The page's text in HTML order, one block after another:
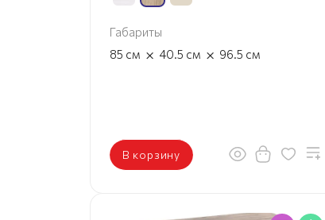
Габариты
85 см × 40.5 см × 96.5 см
В корзину